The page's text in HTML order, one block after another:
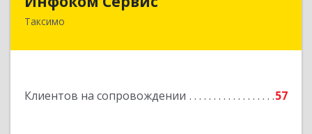
Таксимо
Клиентов на сопровождении 57
671560, Республика Бурятия, Муйский р-н, пгт.